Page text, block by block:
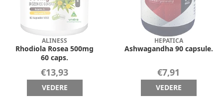
ALINESS
Rhodiola Rosea 500mg
60 caps.
€13,93
VEDERE
HEPATICA
Ashwagandha 90 capsule.
€7,91
VEDERE